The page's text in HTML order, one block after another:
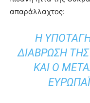
απαράλλαχτος:
Η
ΔΙΆΒΡΩΣΗ
ΚΑΙ Ο